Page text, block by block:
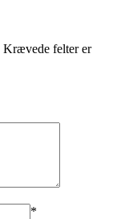
Krævede felter er
*